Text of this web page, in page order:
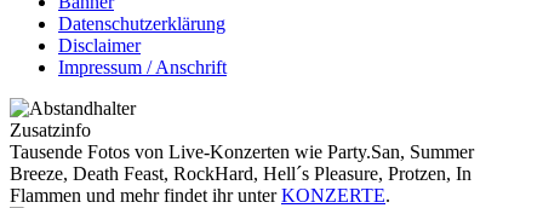
Datenschutzerklärung
Disclaimer
Impressum / Anschrift
Zusatzinfo
Tausende Fotos von Live-Konzerten wie Party.San, Summer
Breeze, Death Feast, RockHard, Hell´s Pleasure, Protzen, In
Flammen und mehr findet ihr unterKONZERTE.